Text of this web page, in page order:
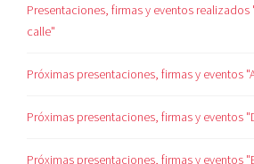
Presentaciones, firmas y eventos
calle"
Próximas presentaciones, firmas y eventos
Próximas presentaciones, firmas y eventos
Próximas presentaciones, firmas y eventos